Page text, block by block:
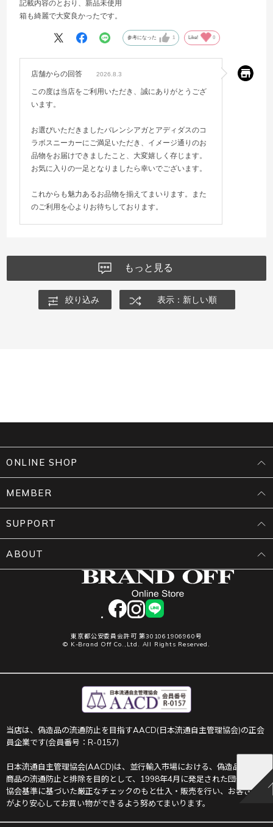
記載内容のとおり、新品未使用
箱も綺麗で大変良かったです。
参考になった 1 Like! 0
店舗からの回答 2026.8.3
この度は当店をご利用いただき、誠にありがとうござ
います。
お選びいただきましたバレンシアガとアディダスのコ
ラボスニーカーにご満足いただき、イメージ通りのお
品物をお届けできましたこと、大変嬉しく存じます。
お気に入りの一足となりましたら幸いでございます。
これからも魅力あるお品物を揃えてまいります。また
のご利用を心よりお待ちしております。
もっと見る
絞り込み 表示：新しい順
facebookinstagram
LINE
東京都公安委員会許可 第301061906960号
© K-Brand Off Co.,Ltd. All Rights Reserved.
ONLINE SHOP
MEMBER
SUPPORT
ABOUT
当店は、偽造品の流通防止を目指すAACD(日本流通自主管理協会)の正会
員企業です(会員番号：R-0157)
日本流通自主管理協会(AACD)は、並行輸入市場における、偽造品や不正
商品の流通防止と排除を目的として、1998年4月に発足された団体です。
協会基準に基づいた厳正なチェックのもと仕入・販売を行い、お客さま
がより安心してお買い物ができるよう努めてまいります。